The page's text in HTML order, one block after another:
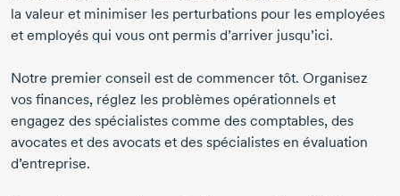
la valeur et minimiser les perturbations pour les employées
et employés qui vous ont permis d’arriver jusqu’ici.
Notre premier conseil est de commencer tôt. Organisez
vos finances, réglez les problèmes opérationnels et
engagez des spécialistes comme des comptables, des
avocates et des avocats et des spécialistes en évaluation
d’entreprise.